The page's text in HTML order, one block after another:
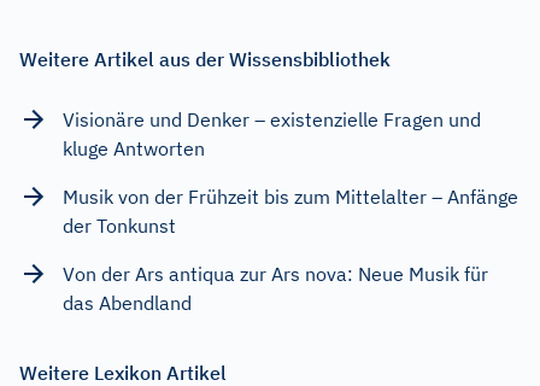
Weitere Artikel aus der Wissensbibliothek
Visionäre und Denker – existenzielle Fragen und
kluge Antworten
Musik von der Frühzeit bis zum Mittelalter – Anfänge
der Tonkunst
Von der Ars antiqua zur Ars nova: Neue Musik für
das Abendland
Weitere Lexikon Artikel